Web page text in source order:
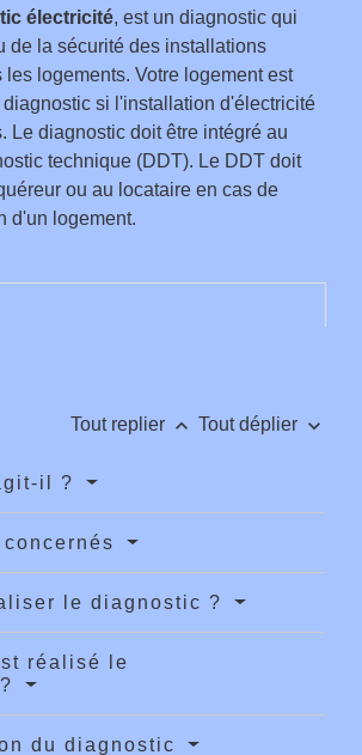
électricité, est un diagnostic qui
de la sécurité des installations
logements. Votre logement est
si l'installation d'électricité
Le diagnostic doit être intégré au
technique (DDT). Le DDT doit
ou au locataire en cas de
d'un logement.
Tout replier keyboard_arrow_up Tout déplier keyboard_arrow_down
il ?
le diagnostic ?
réalisé le
du diagnostic